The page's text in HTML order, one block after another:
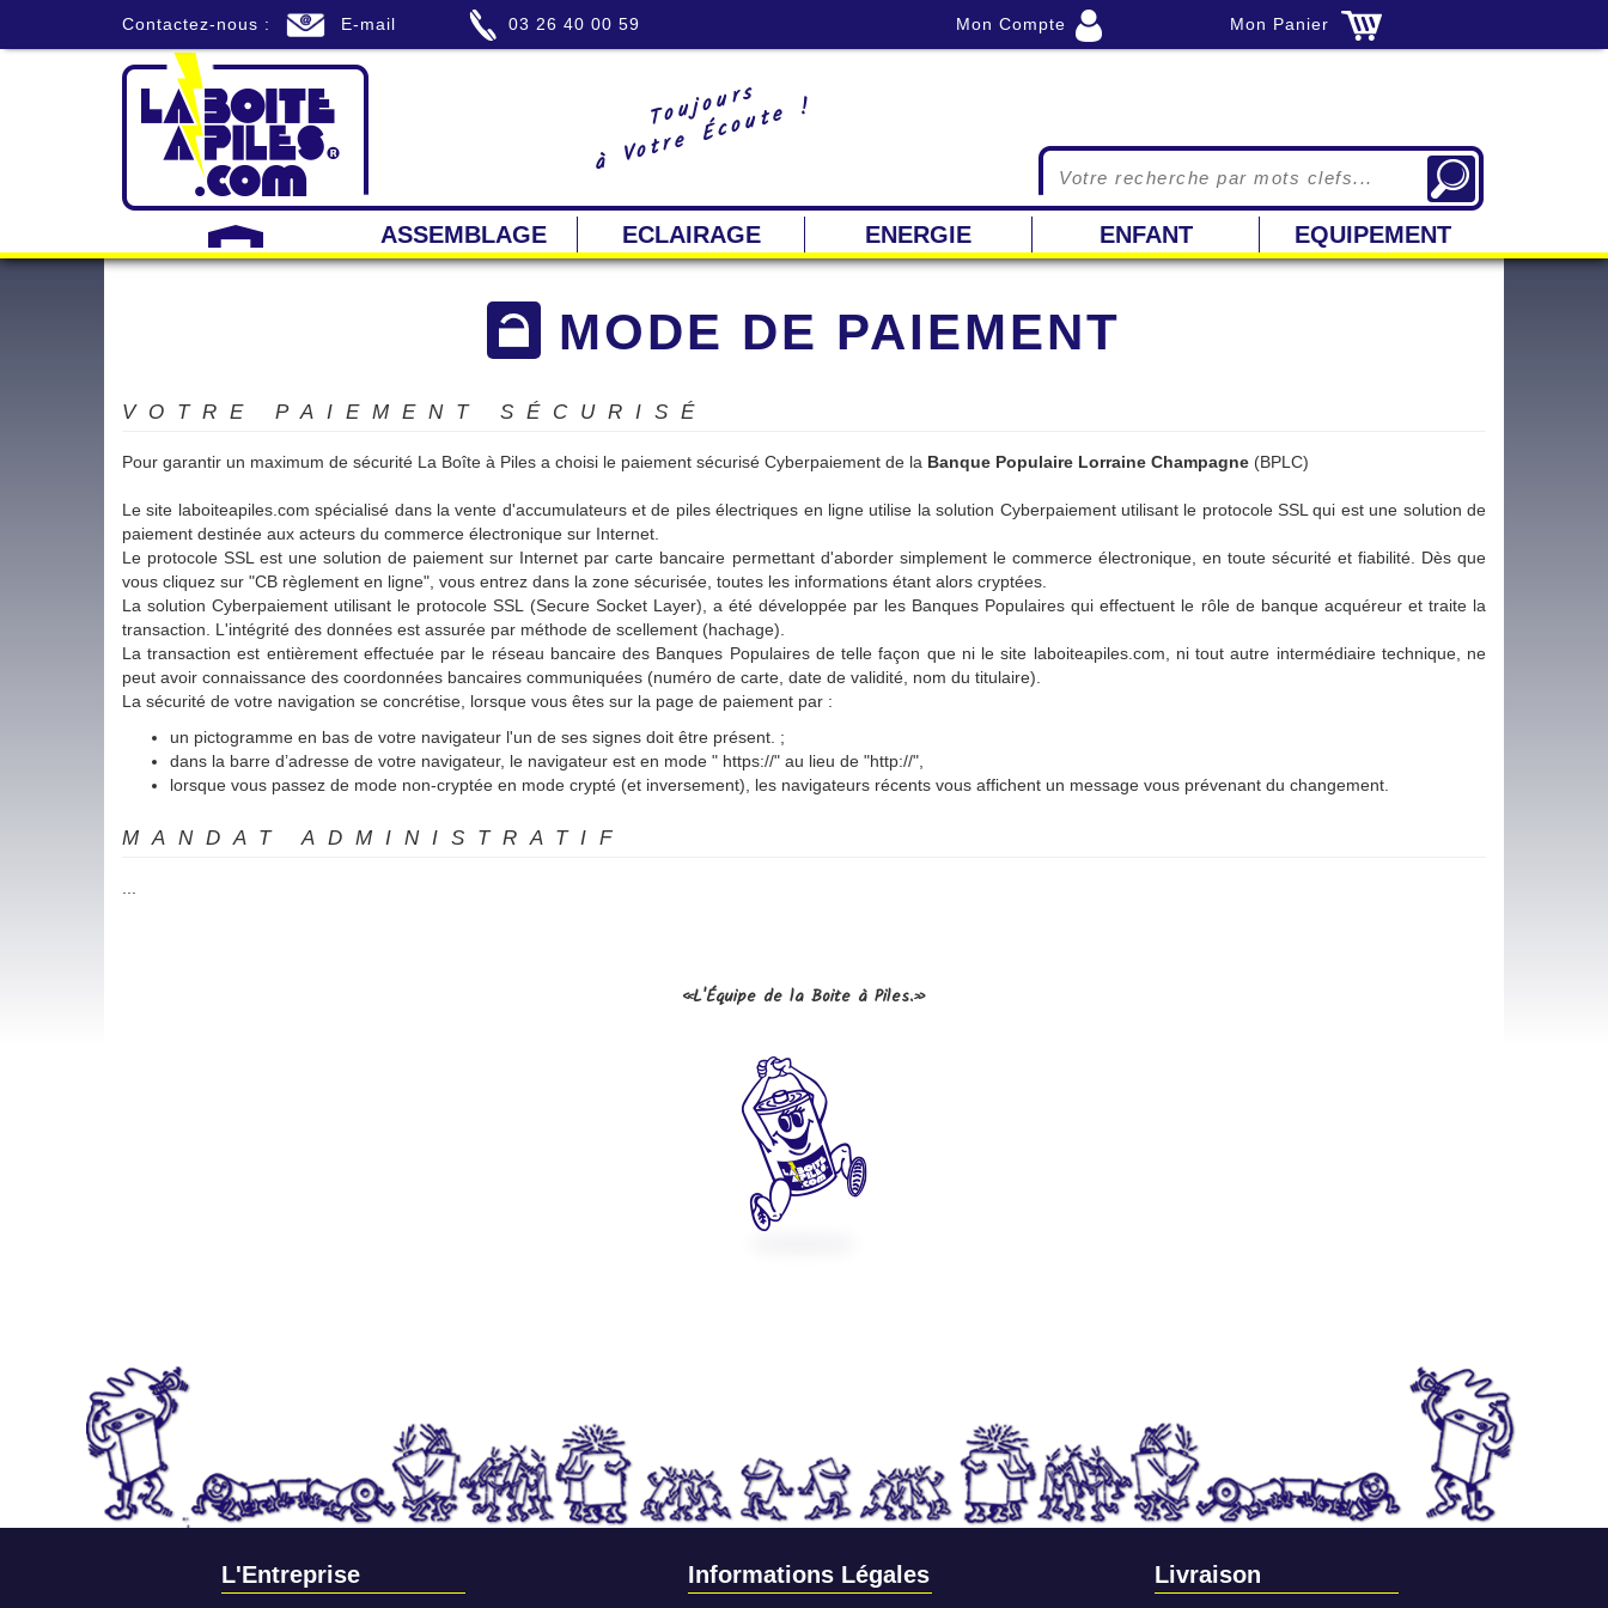
Contactez-nous : E-mail 03 26 40 00 59 Mon Compte Mon Panier
Toujours
à Votre Écoute !
ASSEMBLAGE ECLAIRAGE ENERGIE ENFANT EQUIPEMENT
MODE DE PAIEMENT
VOTRE PAIEMENT SÉCURISÉ
Pour garantir un maximum de sécurité La Boîte à Piles a choisi le paiement sécurisé Cyberpaiement de la Banque Populaire Lorraine Champagne (BPLC)
Le site laboiteapiles.com spécialisé dans la vente d'accumulateurs et de piles électriques en ligne utilise la solution Cyberpaiement utilisant le protocole SSL qui est une solution de
paiement destinée aux acteurs du commerce électronique sur Internet.
Le protocole SSL est une solution de paiement sur Internet par carte bancaire permettant d'aborder simplement le commerce électronique, en toute sécurité et fiabilité. Dès que
vous cliquez sur "CB règlement en ligne", vous entrez dans la zone sécurisée, toutes les informations étant alors cryptées.
La solution Cyberpaiement utilisant le protocole SSL (Secure Socket Layer), a été développée par les Banques Populaires qui effectuent le rôle de banque acquéreur et traite la
transaction. L'intégrité des données est assurée par méthode de scellement (hachage).
La transaction est entièrement effectuée par le réseau bancaire des Banques Populaires de telle façon que ni le site laboiteapiles.com, ni tout autre intermédiaire technique, ne
peut avoir connaissance des coordonnées bancaires communiquées (numéro de carte, date de validité, nom du titulaire).
La sécurité de votre navigation se concrétise, lorsque vous êtes sur la page de paiement par :
un pictogramme en bas de votre navigateur l'un de ses signes doit être présent. ;
dans la barre d’adresse de votre navigateur, le navigateur est en mode " https://" au lieu de "http://",
lorsque vous passez de mode non-cryptée en mode crypté (et inversement), les navigateurs récents vous affichent un message vous prévenant du changement.
MANDAT ADMINISTRATIF
L'Équipe de la Boite à Piles.
L'Entreprise Informations Légales Livraison